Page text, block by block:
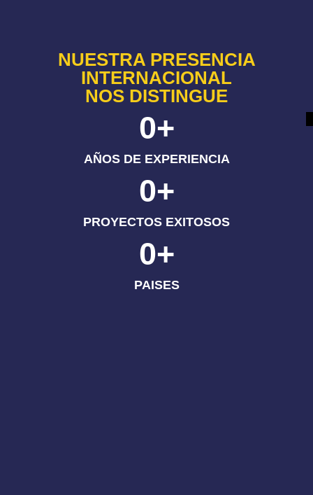
NUESTRA PRESENCIA
INTERNACIONAL
NOS DISTINGUE
AÑOS DE EXPERIENCIA
0+
PROYECTOS EXITOSOS
0+
PAISES
0+